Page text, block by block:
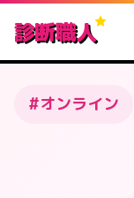
診断職人
#オンライン